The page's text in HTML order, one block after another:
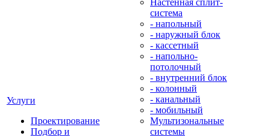
Услуги
Проектирование
Подбор и
Настенная сплит-
система
- напольный
- наружный блок
- кассетный
- напольно-
потолочный
- внутренний блок
- колонный
- канальный
- мобильный
Мультизональные
системы